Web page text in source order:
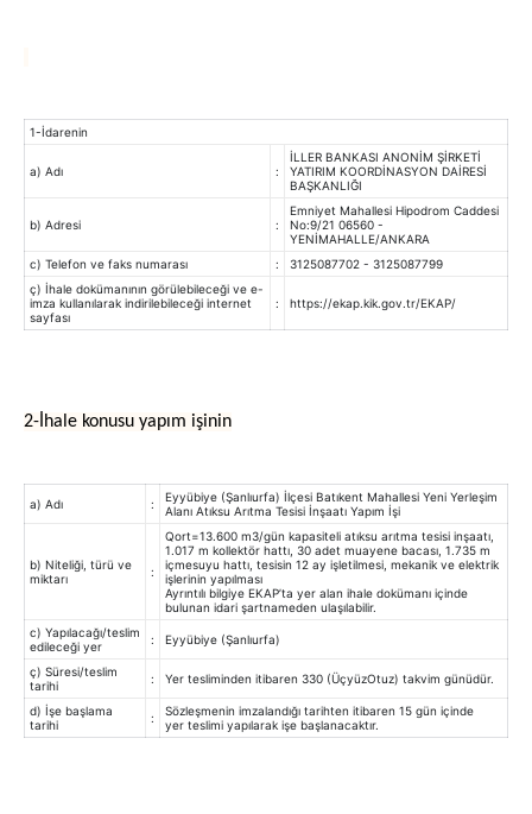
1-İdarenin
a) Adı :
İLLER BANKASI ANONİM ŞİRKETİ
YATIRIM KOORDİNASYON DAİRESİ
BAŞKANLIĞI
b) Adresi :
Emniyet Mahallesi Hipodrom Caddesi
No:9/21 06560 -
YENİMAHALLE/ANKARA
c) Telefon ve faks numarası
:
3125087702 - 3125087799
ç) İhale dokümanının görülebileceği ve e-
imza kullanılarak indirilebileceği internet
sayfası
: https://ekap.kik.gov.tr/EKAP/
2-İhale konusu yapım işinin
a) Adı :
Eyyübiye (Şanlıurfa) İlçesi Batıkent Mahallesi Yeni Yerleşim
Alanı Atıksu Arıtma Tesisi İnşaatı Yapım İşi
b) Niteliği, türü ve
miktarı
:
Qort=13.600 m3/gün kapasiteli atıksu arıtma tesisi inşaatı,
1.017 m kollektör hattı, 30 adet muayene bacası, 1.735 m
içmesuyu hattı, tesisin 12 ay işletilmesi, mekanik ve elektrik
işlerinin yapılması
Ayrıntılı bilgiye EKAP’ta yer alan ihale dokümanı içinde
bulunan idari şartnameden ulaşılabilir.
c) Yapılacağı/teslim
edileceği yer
: Eyyübiye (Şanlıurfa)
ç) Süresi/teslim
tarihi
: Yer tesliminden itibaren 330 (ÜçyüzOtuz) takvim günüdür.
d) İşe başlama
tarihi
:
Sözleşmenin imzalandığı tarihten itibaren 15 gün içinde
yer teslimi yapılarak işe başlanacaktır.